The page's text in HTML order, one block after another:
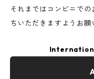
それまではコンビニで
ちいただきますようお願